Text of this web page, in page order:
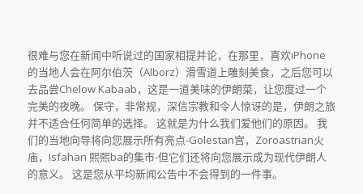
很难与您在新闻中听说过的国家相提并论，在那里，喜欢iPhone
的当地人会在阿尔伯茨（Alborz）滑雪道上雕刻美食，之后您可以
去品尝Chelow Kabaab，这是一道美味的伊朗菜，让您度过一个
完美的夜晚。
保守，非常规，深信宗教和令人惊讶的是，伊朗之旅
并不适合任何简单的选择。
这就是为什么我们爱他们的原因。
我
们的当地向导将向您展示所有亮点-Golestan宫，Zoroastrian火
庙，Isfahan 熙熙ba的集市-但它们还将向您展示成为现代伊朗人
的意义。
这是您从平均新闻公告中不会得到的一件事。